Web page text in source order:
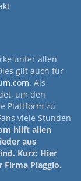
unter allen
gilt auch für
. Als
um den
Plattform zu
viele Stunden
hilft allen
aus
Kurz: Hier
Piaggio.